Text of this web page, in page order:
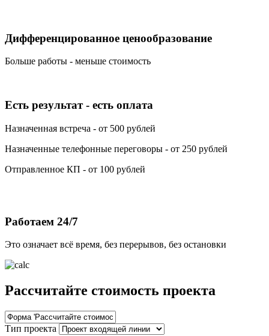
Дифференцированное ценообразование
Больше работы - меньше стоимость
Есть результат - есть оплата
Назначенная встреча - от 500 рублей
Назначенные телефонные переговоры - от 250 рублей
Отправленное КП - от 100 рублей
Работаем 24/7
Это означает всё время, без перерывов, без остановки
Рассчитайте стоимость проекта
Тип проекта